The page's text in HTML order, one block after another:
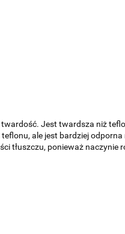
Jest twardsza niż
ale jest bardziej
tłuszczu, ponieważ naczynie